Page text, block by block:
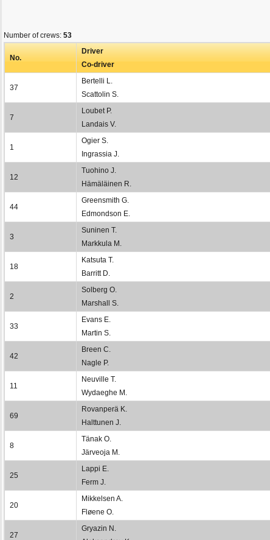
Number of crews: 53
No.
Driver
Co-driver
37
Bertelli L.
Scattolin S.
7
Loubet P.
Landais V.
1
Ogier S.
Ingrassia J.
12
Tuohino J.
Hämäläinen R.
44
Greensmith G.
Edmondson E.
3
Suninen T.
Markkula M.
18
Katsuta T.
Barritt D.
2
Solberg O.
Marshall S.
33
Evans E.
Martin S.
42
Breen C.
Nagle P.
11
Neuville T.
Wydaeghe M.
69
Rovanperä K.
Halttunen J.
8
Tänak O.
Järveoja M.
25
Lappi E.
Ferm J.
20
Mikkelsen A.
Fløene O.
27
Gryazin N.